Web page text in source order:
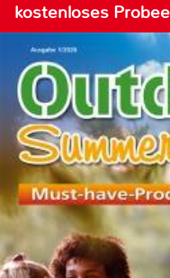
kostenloses